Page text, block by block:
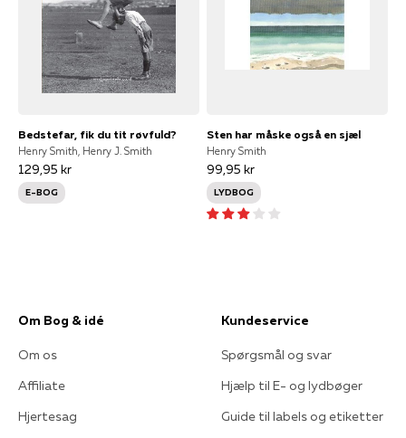
Bedstefar, fik du tit røvfuld?
Henry Smith, Henry J. Smith
129,95 kr
E-BOG
Sten har måske også en sjæl
Henry Smith
99,95 kr
LYDBOG
Om Bog & idé
Om os
Affiliate
Hjertesag
Kundeservice
Spørgsmål og svar
Hjælp til E- og lydbøger
Guide til labels og etiketter